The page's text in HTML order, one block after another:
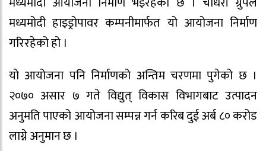
मध्यमोदी हाइड्रोपावर कम्पनीमार्फत यो आयोजना निर्माण
गरिरहेको हो ।
यो आयोजना पनि निर्माणको अन्तिम चरणमा पुगेको छ ।
२०७० असार ७ गते विद्युत् विकास विभागबाट उत्पादन
अनुमति पाएको आयोजना सम्पन्न गर्न करिब दुई अर्ब ८० करोड
लाग्ने अनुमान छ ।